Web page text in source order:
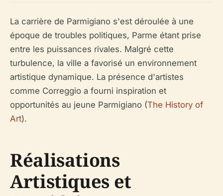
La carrière de Parmigiano s'est déroulée à une
époque de troubles politiques, Parme étant prise
entre les puissances rivales. Malgré cette
turbulence, la ville a favorisé un environnement
artistique dynamique. La présence d'artistes
comme Correggio a fourni inspiration et
opportunités au jeune Parmigiano (The History of
Art).
Réalisations
Artistiques et